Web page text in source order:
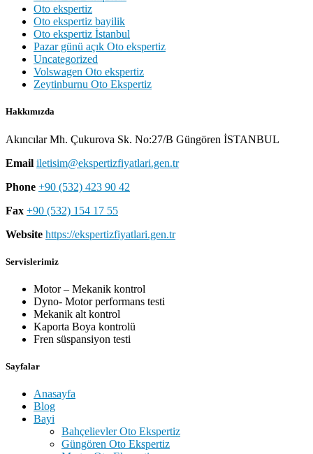
Oto ekspertiz
Oto ekspertiz bayilik
Oto ekspertiz İstanbul
Pazar günü açık Oto ekspertiz
Uncategorized
Volswagen Oto ekspertiz
Zeytinburnu Oto Ekspertiz
Hakkımızda
Akıncılar Mh. Çukurova Sk. No:27/B Güngören İSTANBUL
Email iletisim@ekspertizfiyatlari.gen.tr
Phone +90 (532) 423 90 42
Fax +90 (532) 154 17 55
Website https://ekspertizfiyatlari.gen.tr
Servislerimiz
Motor – Mekanik kontrol
Dyno- Motor performans testi
Mekanik alt kontrol
Kaporta Boya kontrolü
Fren süspansiyon testi
Sayfalar
Anasayfa
Blog
Bayi
Bahçelievler Oto Ekspertiz
Güngören Oto Ekspertiz